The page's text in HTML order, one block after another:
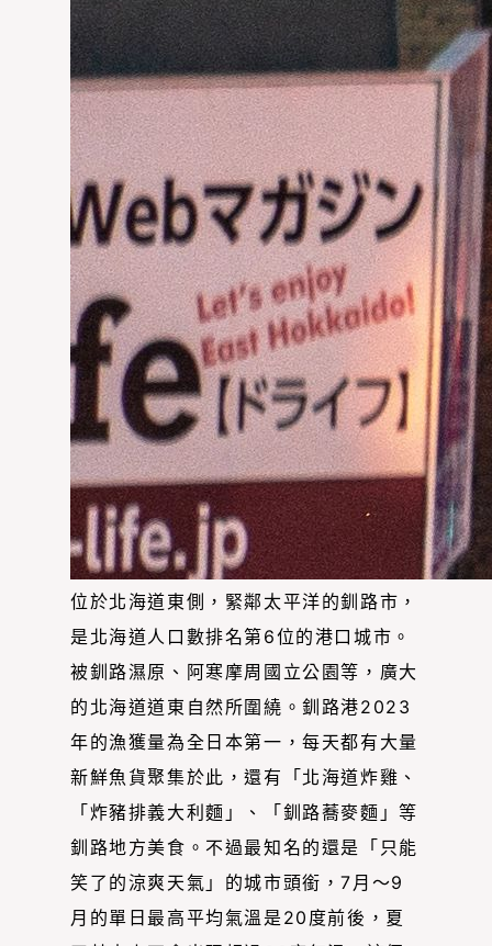
位於北海道東側，緊鄰太平洋的釧路市，
是北海道人口數排名第6位的港口城市。
被釧路濕原、阿寒摩周國立公園等，廣大
的北海道道東自然所圍繞。釧路港2023
年的漁獲量為全日本第一，每天都有大量
新鮮魚貨聚集於此，還有「北海道炸雞、
「炸豬排義大利麵」、「釧路蕎麥麵」等
釧路地方美食。不過最知名的還是「只能
笑了的涼爽天氣」的城市頭銜，7月〜9
月的單日最高平均氣溫是20度前後，夏